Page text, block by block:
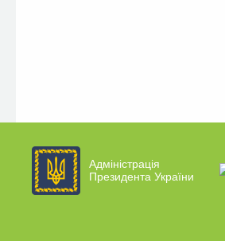
Адміністрація
Президента України